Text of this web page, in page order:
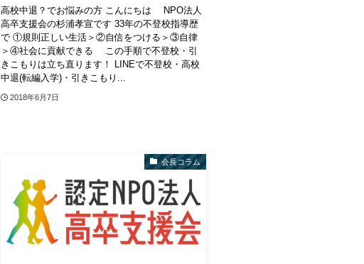
高校中退？でお悩みの方 こんにちは NPO法人
高卒支援会の杉浦孝宣です 33年の不登校指導歴
で ①規則正しい生活＞②自信をつける＞③自律
＞④社会に貢献できる この手順で不登校・引
きこもりは立ち直ります！ LINEで不登校・高校
中退(転編入学)・引きこもり...
2018年6月7日
会長コラム